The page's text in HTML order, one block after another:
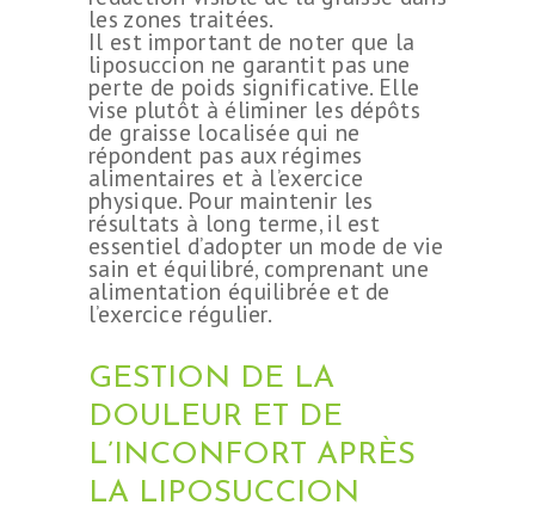
les zones traitées.
Il est important de noter que la
liposuccion ne garantit pas une
perte de poids significative. Elle
vise plutôt à éliminer les dépôts
de graisse localisée qui ne
répondent pas aux régimes
alimentaires et à l’exercice
physique. Pour maintenir les
résultats à long terme, il est
essentiel d’adopter un mode de vie
sain et équilibré, comprenant une
alimentation équilibrée et de
l’exercice régulier.
GESTION DE LA
DOULEUR ET DE
L’INCONFORT APRÈS
LA LIPOSUCCION